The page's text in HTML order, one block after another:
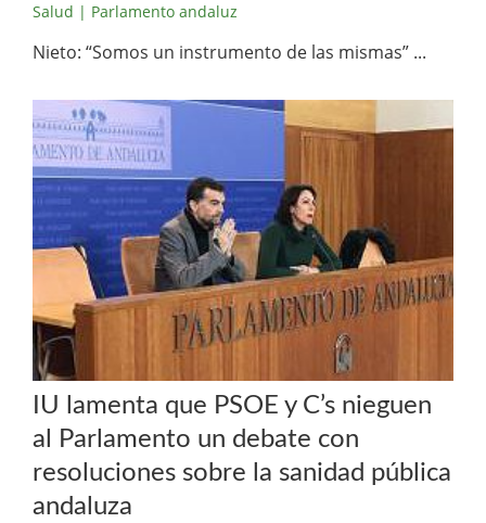
Salud | Parlamento andaluz
Nieto: “Somos un instrumento de las mismas” ...
IU lamenta que PSOE y C’s nieguen
al Parlamento un debate con
resoluciones sobre la sanidad pública
andaluza